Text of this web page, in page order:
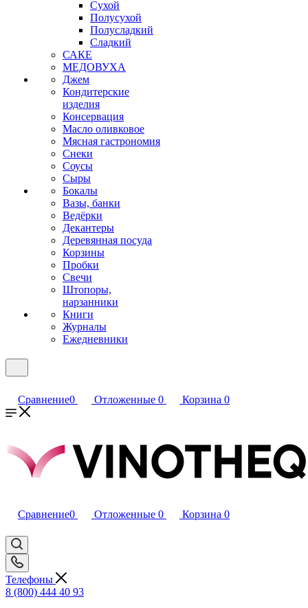
Сухой
Полусухой
Полусладкий
Сладкий
САКЕ
МЕДОВУХА
Джем
Кондитерские
изделия
Консервация
Масло оливковое
Мясная гастрономия
Снеки
Соусы
Сыры
Бокалы
Вазы, банки
Ведёрки
Декантеры
Деревянная посуда
Корзины
Пробки
Свечи
Штопоры,
нарзанники
Книги
Журналы
Ежедневники
Сравнение0 Отложенные 0 Корзина 0
Сравнение0 Отложенные 0 Корзина 0
Телефоны
8 (800) 444 40 93